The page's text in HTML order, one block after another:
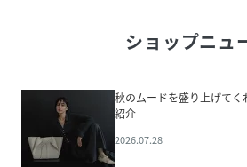
ショップニュ
秋のムードを盛り上げて
紹介
2026.07.28